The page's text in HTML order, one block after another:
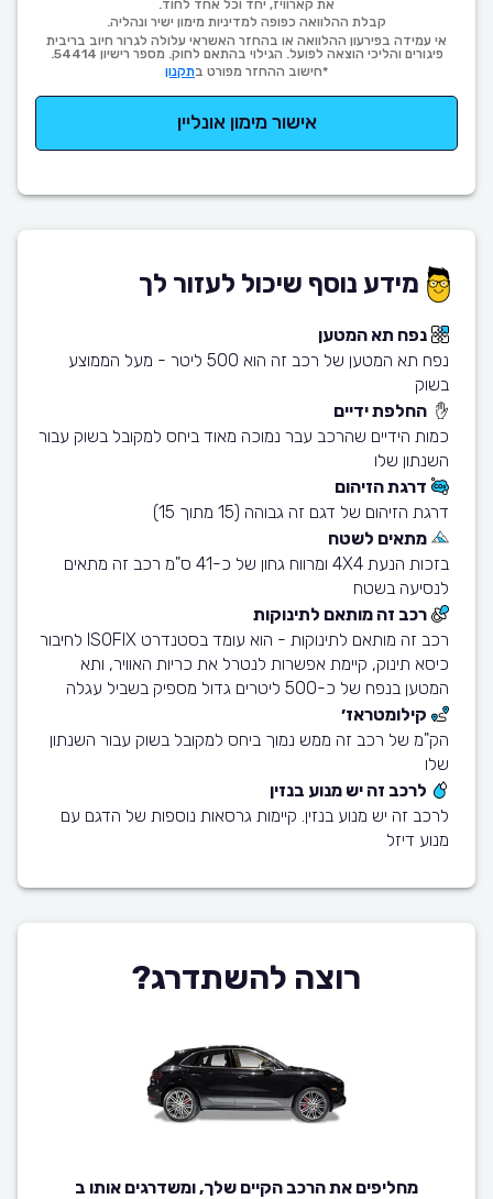
את קארוויז, יחד וכל אחד לחוד.
קבלת ההלוואה כפופה למדיניות מימון ישיר ונהליה.
אי עמידה בפירעון ההלוואה או בהחזר האשראי עלולה לגרור חיוב בריבית
פיגורים והליכי הוצאה לפועל. הגילוי בהתאם לחוק. מספר רישיון 54414.
*חישוב ההחזר מפורט בתקנון
אישור מימון אונליין
מידע נוסף שיכול לעזור לך
נפח תא המטען
נפח תא המטען של רכב זה הוא 500 ליטר - מעל הממוצע
בשוק
החלפת ידיים
כמות הידיים שהרכב עבר נמוכה מאוד ביחס למקובל בשוק עבור
השנתון שלו
דרגת הזיהום
דרגת הזיהום של דגם זה גבוהה (15 מתוך 15)
מתאים לשטח
בזכות הנעת 4X4 ומרווח גחון של כ-41 ס"מ רכב זה מתאים
לנסיעה בשטח
רכב זה מותאם לתינוקות
רכב זה מותאם לתינוקות - הוא עומד בסטנדרט ISOFIX לחיבור
כיסא תינוק, קיימת אפשרות לנטרל את כריות האוויר, ותא
המטען בנפח של כ-500 ליטרים גדול מספיק בשביל עגלה
קילומטראז׳
הק"מ של רכב זה ממש נמוך ביחס למקובל בשוק עבור השנתון
שלו
לרכב זה יש מנוע בנזין
לרכב זה יש מנוע בנזין. קיימות גרסאות נוספות של הדגם עם
מנוע דיזל
רוצה להשתדרג?
מחליפים את הרכב הקיים שלך, ומשדרגים אותו ב